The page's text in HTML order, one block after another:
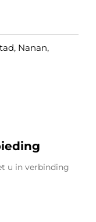
Nanan,
u in verbinding